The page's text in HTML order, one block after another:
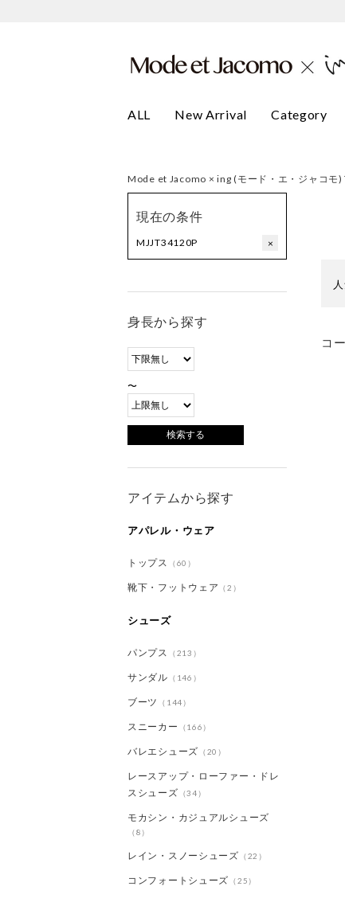
ALL New Arrival Category
Mode et Jacomo × ing (モード・エ・ジャコモ)
現在の条件
MJJT34120P ×
身長から探す
〜
アイテムから探す
アパレル・ウェア
トップス （60）
靴下・フットウェア （2）
シューズ
パンプス （213）
サンダル （146）
ブーツ （144）
スニーカー （166）
バレエシューズ （20）
レースアップ・ローファー・ドレ
スシューズ （34）
モカシン・カジュアルシューズ
（8）
レイン・スノーシューズ （22）
コンフォートシューズ （25）
コ